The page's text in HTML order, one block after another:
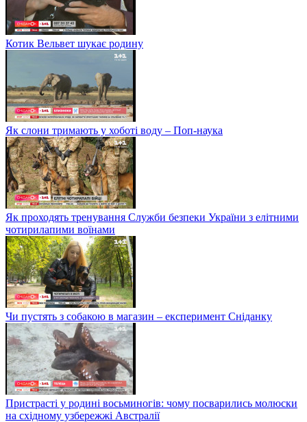
Котик Вельвет шукає родину
Як слони тримають у хоботі воду – Поп-наука
Як проходять тренування Служби безпеки України з елітними
чотирилапими воїнами
Чи пустять з собакою в магазин – експеримент Сніданку
Пристрасті у родині восьминогів: чому посварились молюски
на східному узбережжі Австралії